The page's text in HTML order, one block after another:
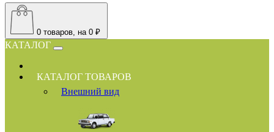
0 товаров, на 0 ₽
КАТАЛОГ
КАТАЛОГ ТОВАРОВ
Внешний вид